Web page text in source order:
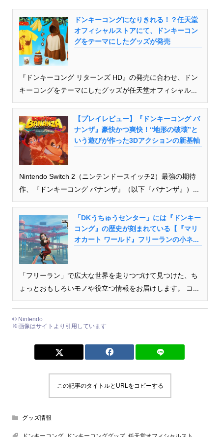
ドンキーコングになりきれる！？任天堂
オフィシャルストアにて、ドンキーコン
グをテーマにしたグッズが発売
『ドンキーコング リターンズ HD』の発売に合わせ、ドン
キーコングをテーマにしたグッズが任天堂オフィシャル...
【プレイレビュー】『ドンキーコング バ
ナンザ』豪快かつ爽快！“地形の破壊”と
いう遊びが作った3Dアクションの新基軸
Nintendo Switch 2（ニンテンドースイッチ2）最強の期待
作、『ドンキーコング バナンザ』（以下『バナンザ』）...
「DKうちゅうセンター」には『ドンキー
コング』の歴史が刻まれている【『マリ
オカート ワールド』フリーランの小ネ...
「フリーラン」で広大な世界を走りつづけて見つけた、ち
ょっとおもしろいモノや役立つ情報をお届けします。 コ...
© Nintendo
※画像はサイトより引用しています
この記事のタイトルとURLをコピーする
グッズ情報